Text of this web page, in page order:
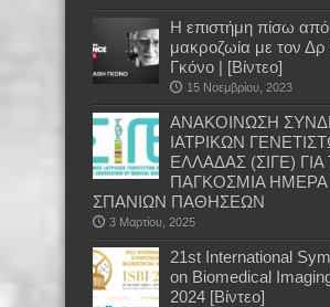
H επιστήμη πίσω
μακροζωία με τον Δρ
Γκόνο | [Βίντεο]
15 Νοεμβρίου, 2023
ΑΝΑΚΟΙΝΩΣΗ
ΙΑΤΡΙΚΩΝ
ΕΛΛΑΔΑΣ (ΣΙΓΕ)
ΠΑΓΚΟΣΜΙΑ ΗΜΕΡΑ
ΣΠΑΝΙΩΝ ΠΑΘΗΣΕΩΝ
3 Μαρτίου, 2025
21st International
on Biomedical
2024 [Βίντεο]